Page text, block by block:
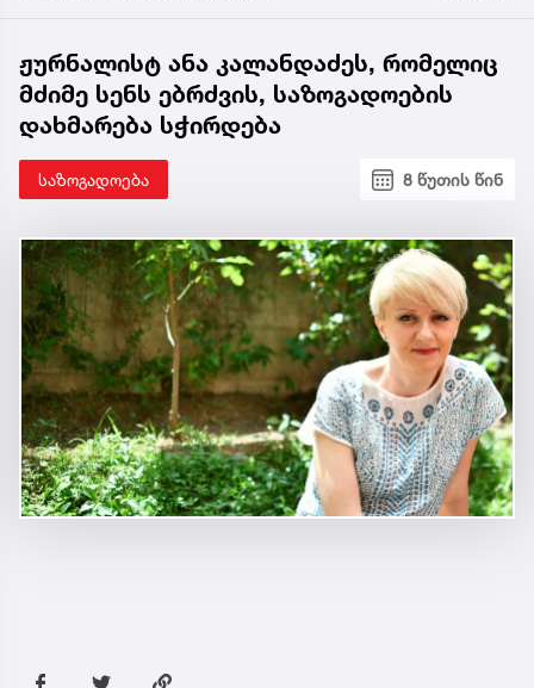
ჟურნალისტ ანა კალანდაძეს, რომელიც
მძიმე სენს ებრძვის, საზოგადოების
დახმარება სჭირდება
საზოგადოება 8 წუთის წინ